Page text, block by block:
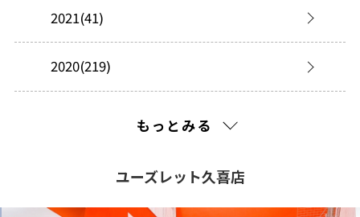
2021(41)
2020(219)
2017(225)
もっとみる
ユーズレット久喜店